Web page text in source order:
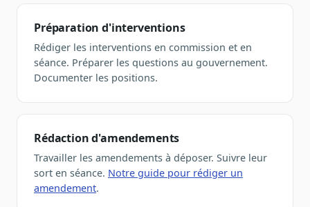
Nouveautés produit
Le changelog mensuel
Ils utilisent Legiwatch
Public Sénat, ONG, cabinets
Qui sommes-nous
Charte IA
Fiabilité, souveraineté, sobriété
Sécurité
Préparation d'interventions
Rédiger les interventions en commission et en
séance. Préparer les questions au gouvernement.
Documenter les positions.
Rédaction d'amendements
Travailler les amendements à déposer. Suivre leur
sort en séance. Notre guide pour rédiger un
amendement.